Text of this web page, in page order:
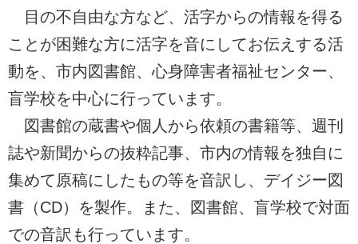
目の不自由な方など、活字からの情報を得る
ことが困難な方に活字を音にしてお伝えする活
動を、市内図書館、心身障害者福祉センター、
盲学校を中心に行っています。
図書館の蔵書や個人から依頼の書籍等、週刊
誌や新聞からの抜粋記事、市内の情報を独自に
集めて原稿にしたもの等を音訳し、デイジー図
書（CD）を製作。また、図書館、盲学校で対面
での音訳も行っています。